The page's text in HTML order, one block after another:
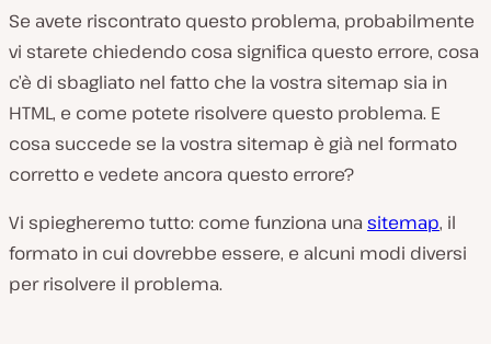
Se avete riscontrato questo problema, probabilmente
vi starete chiedendo cosa significa questo errore, cosa
c’è di sbagliato nel fatto che la vostra sitemap sia in
HTML, e come potete risolvere questo problema. E
cosa succede se la vostra sitemap è già nel formato
corretto e vedete ancora questo errore?
Vi spiegheremo tutto: come funziona una sitemap, il
formato in cui dovrebbe essere, e alcuni modi diversi
per risolvere il problema.